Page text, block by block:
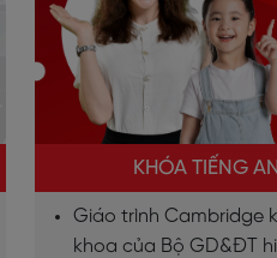
KHÓA TIẾNG
Giáo trình Cambridge
khoa của Bộ GD&ĐT